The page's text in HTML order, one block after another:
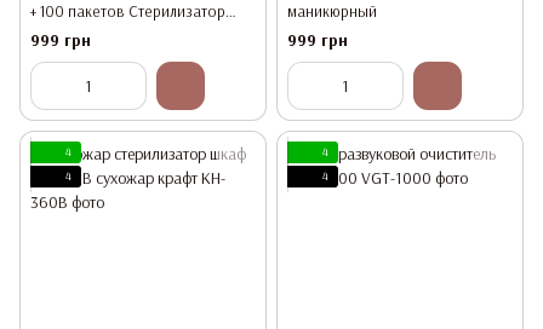
+ 100 пакетов Стерилизатор
Крафт
999 грн
маникюрный
999 грн
4
4
4
4